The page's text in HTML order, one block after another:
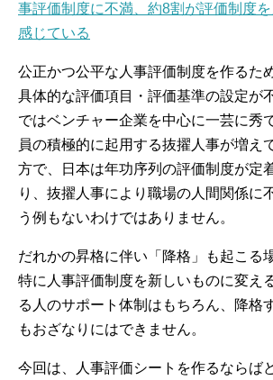
事評価制度に不満、約8割が評価制度
感じている
公正かつ公平な人事評価制度を作るた
具体的な評価項目・評価基準の設定が
ではベンチャー企業を中心に一芸に秀
員の積極的に起用する抜擢人事が増え
方で、日本は年功序列の評価制度が定
り、抜擢人事により職場の人間関係に
う例もないわけではありません。
だれかの昇格に伴い「降格」も起こる
特に人事評価制度を新しいものに変え
る人のサポート体制はもちろん、降格
もおざなりにはできません。
今回は、人事評価シートを作るならば